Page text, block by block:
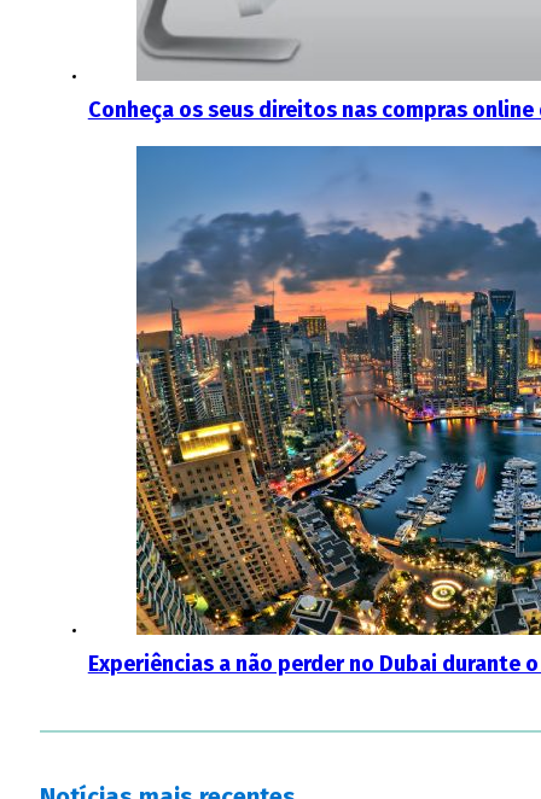
Conheça os seus direitos nas compras
Experiências a não perder no Dubai durante